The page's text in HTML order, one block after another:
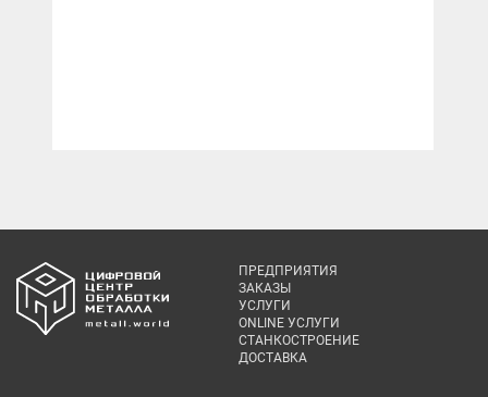
ПРЕДПРИЯТИЯ
ЗАКАЗЫ
УСЛУГИ
ONLINE УСЛУГИ
СТАНКОСТРОЕНИЕ
ДОСТАВКА